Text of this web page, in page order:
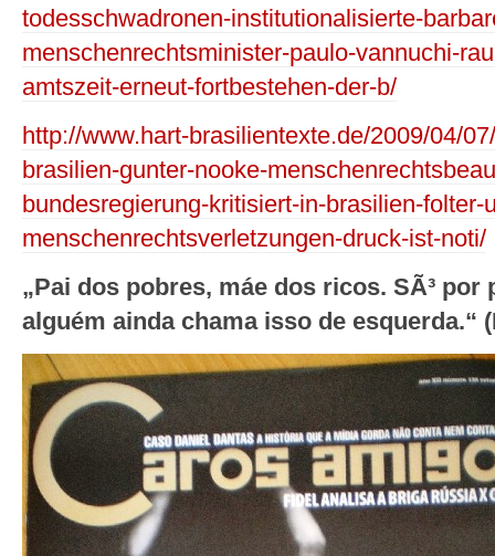
todesschwadronen-institutionalisierte-
menschenrechtsminister-paulo-vannuchi-
amtszeit-erneut-fortbestehen-der-b/
http://www.hart-brasilientexte.de/2009/04/
brasilien-gunter-nooke-
bundesregierung-kritisiert-in-brasilien-folter-
menschenrechtsverletzungen-druck-ist-noti/
„Pai dos pobres, máe dos ricos. SÃ³ por
alguém ainda chama isso de esquerda.“